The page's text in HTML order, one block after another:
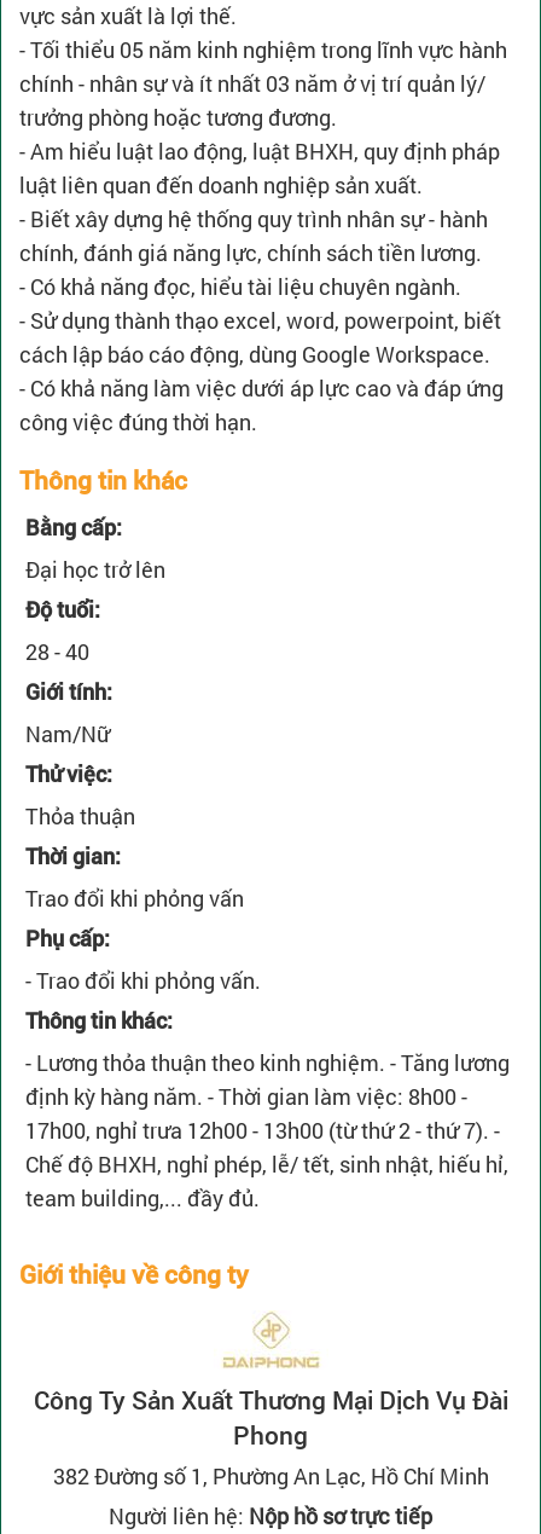
vực sản xuất là lợi thế.
- Tối thiểu 05 năm kinh nghiệm trong lĩnh vực hành
chính - nhân sự và ít nhất 03 năm ở vị trí quản lý/
trưởng phòng hoặc tương đương.
- Am hiểu luật lao động, luật BHXH, quy định pháp
luật liên quan đến doanh nghiệp sản xuất.
- Biết xây dựng hệ thống quy trình nhân sự - hành
chính, đánh giá năng lực, chính sách tiền lương.
- Có khả năng đọc, hiểu tài liệu chuyên ngành.
- Sử dụng thành thạo excel, word, powerpoint, biết
cách lập báo cáo động, dùng Google Workspace.
- Có khả năng làm việc dưới áp lực cao và đáp ứng
công việc đúng thời hạn.
Thông tin khác
Bằng cấp:
Đại học trở lên
Độ tuổi:
28 - 40
Giới tính:
Nam/Nữ
Thử việc:
Thỏa thuận
Thời gian:
Trao đổi khi phỏng vấn
Phụ cấp:
- Trao đổi khi phỏng vấn.
Thông tin khác:
- Lương thỏa thuận theo kinh nghiệm. - Tăng lương
định kỳ hàng năm. - Thời gian làm việc: 8h00 -
17h00, nghỉ trưa 12h00 - 13h00 (từ thứ 2 - thứ 7). -
Chế độ BHXH, nghỉ phép, lễ/ tết, sinh nhật, hiếu hỉ,
team building,... đầy đủ.
Giới thiệu về công ty
Công Ty Sản Xuất Thương Mại Dịch Vụ Đài
Phong
382 Đường số 1, Phường An Lạc, Hồ Chí Minh
Người liên hệ: Nộp hồ sơ trực tiếp